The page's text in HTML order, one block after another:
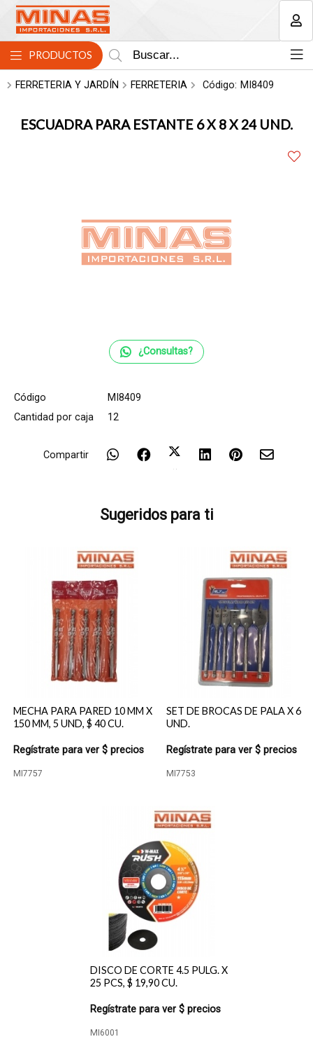
PRODUCTOS
FERRETERIA Y JARDÍN FERRETERIA Código: MI8409
ESCUADRA PARA ESTANTE 6 X 8 X 24 UND.
¿Consultas?
Código
MI8409
Cantidad por caja
12
Compartir
Sugeridos para ti
MECHA PARA PARED 10 MM X
150 MM, 5 UND, $ 40 CU.
Regístrate para ver $ precios
MI7757
SET DE BROCAS DE PALA X 6
UND.
Regístrate para ver $ precios
MI7753
DISCO DE CORTE 4.5 PULG. X
25 PCS, $ 19,90 CU.
Regístrate para ver $ precios
MI6001